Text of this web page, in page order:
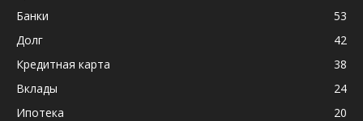
Банки
53
Долг
42
Кредитная карта
38
Вклады
24
Ипотека
20